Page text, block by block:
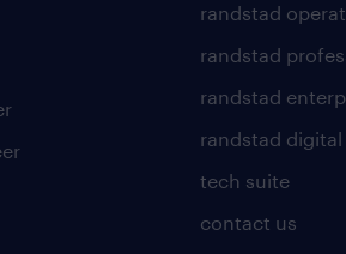
randstad
randstad
randstad
randstad digital
tech suite
contact us